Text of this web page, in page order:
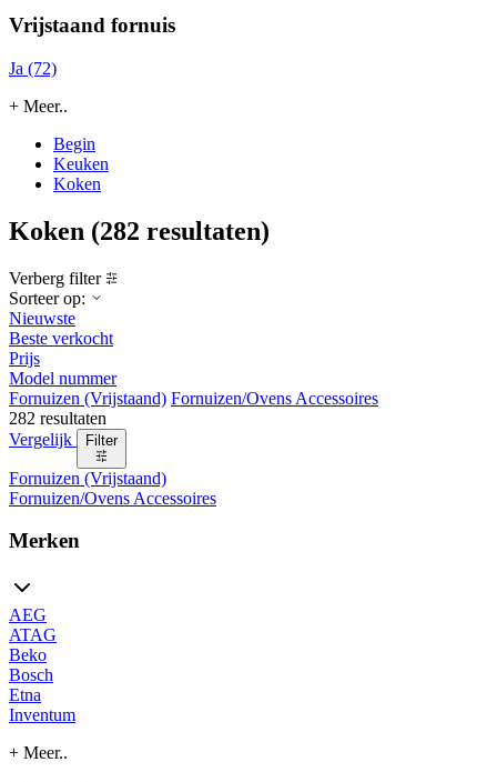
Vrijstaand fornuis
Ja (72)
+ Meer..
Begin
Keuken
Koken
Koken (282 resultaten)
Verberg filter
Sorteer op:
Nieuwste
Beste verkocht
Prijs
Model nummer
Fornuizen (Vrijstaand) Fornuizen/Ovens Accessoires
282 resultaten
Vergelijk
Filter
Fornuizen (Vrijstaand)
Fornuizen/Ovens Accessoires
Merken
AEG
ATAG
Beko
Bosch
Etna
Inventum
+ Meer..